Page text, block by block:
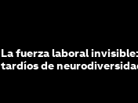
La fuerza laboral
tardíos de